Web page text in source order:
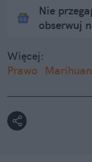
Nie
obserwuj
Więcej:
Prawo